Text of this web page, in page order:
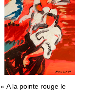
« A la pointe rouge le